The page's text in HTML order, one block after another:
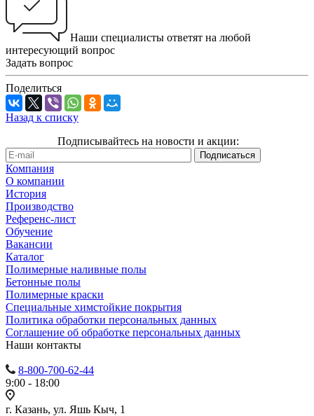
Наши специалисты ответят на любой
интересующий вопрос
Задать вопрос
Поделиться
Назад к списку
Подписывайтесь на новости и акции:
Компания
О компании
История
Производство
Референс-лист
Обучение
Вакансии
Каталог
Полимерные наливные полы
Бетонные полы
Полимерные краски
Специальные химстойкие покрытия
Политика обработки персональных данных
Cоглашение об обработке персональных данных
Наши контакты
8-800-700-62-44
9:00 - 18:00
г. Казань, ул. Яшь Кыч, 1